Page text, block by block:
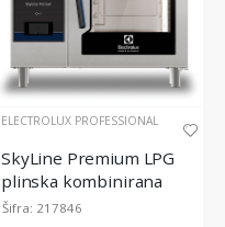
ELECTROLUX PROFESSIONAL
SkyLine Premium LPG
plinska kombinirana
pećnica 6GN 1/1
Šifra: 217846